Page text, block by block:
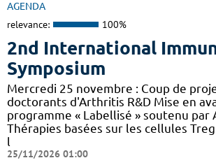
AGENDA
relevance: 100%
2nd International
Symposium
Mercredi 25 novembre : Coup de
doctorants d'Arthritis R&D Mise en
programme « Labellisé » soutenu par
Thérapies basées sur les cellules
l
25/11/2026 01:00